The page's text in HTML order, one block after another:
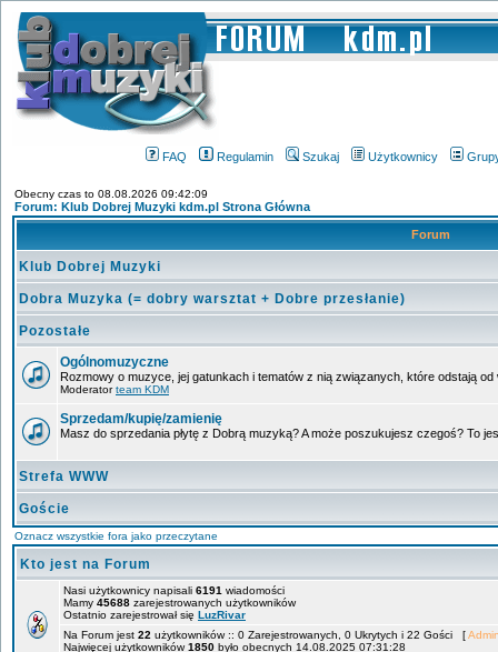
FAQ Regulamin Szukaj Użytkownicy
Obecny czas to 08.08.2026 09:42:09
Forum: Klub Dobrej Muzyki kdm.pl Strona Główna
Forum
Klub Dobrej Muzyki
Dobra Muzyka (= dobry warsztat + Dobre przesłanie)
Pozostałe
Ogólnomuzyczne
Rozmowy o muzyce, jej gatunkach i tematów z nią związanych, które odstają od
Moderatorteam KDM
Sprzedam/kupię/zamienię
Masz do sprzedania płytę z Dobrą muzyką? A może poszukujesz czegoś? To
Strefa WWW
Goście
Oznacz wszystkie fora jako przeczytane
Kto jest na Forum
Nasi użytkownicy napisali 6191 wiadomości
Mamy 45688 zarejestrowanych użytkowników
Ostatnio zarejestrował się LuzRivar
Na Forum jest 22 użytkowników :: 0 Zarejestrowanych, 0 Ukrytych i 22 Gości [
Najwięcej użytkowników1850 było obecnych 14.08.2025 07:31:28